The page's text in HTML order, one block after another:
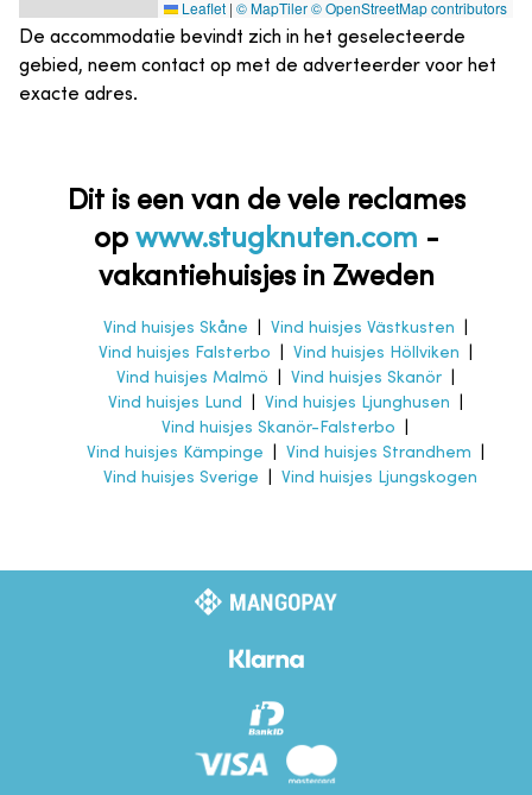
Leaflet | © MapTiler© OpenStreetMap contributors
De accommodatie bevindt zich in het geselecteerde
gebied, neem contact op met de adverteerder voor het
exacte adres.
Dit is een van de vele reclames
op www.stugknuten.com -
vakantiehuisjes in Zweden
Vind huisjes Skåne Vind huisjes Västkusten
Vind huisjes Falsterbo
Vind huisjes Höllviken
Vind huisjes Malmö
Vind huisjes Skanör|
Vind huisjes Lund
Vind huisjes Ljunghusen
Vind huisjes Skanör-Falsterbo
Vind huisjes Kämpinge
Vind huisjes Strandhem
Vind huisjes Sverige
Vind huisjes Ljungskogen